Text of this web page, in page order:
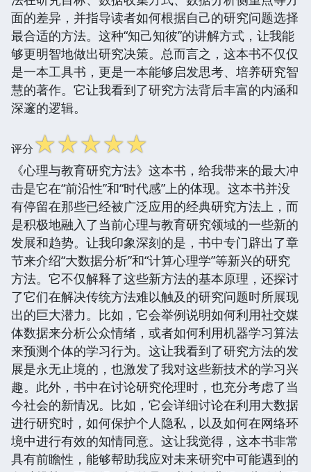
面的差异，并指导读者如何根据自己的研究问题选择
最合适的方法。这种“知己知彼”的讲解方式，让我能
够更明智地做出研究决策。总而言之，这本书不仅仅
是一本工具书，更是一本能够启发思考、培养研究智
慧的著作。它让我看到了研究方法背后丰富的内涵和
深邃的逻辑。
评分☆☆☆☆☆
《心理与教育研究方法》这本书，给我带来的最大冲
击是它在“前沿性”和“时代感”上的体现。这本书并没
有停留在那些已经被广泛应用的经典研究方法上，而
是积极地融入了当前心理与教育研究领域的一些新的
发展和趋势。让我印象深刻的是，书中专门辟出了章
节来介绍“大数据分析”和“计算心理学”等新兴的研究
方法。它不仅解释了这些新方法的基本原理，还探讨
了它们在解决传统方法难以触及的研究问题时所展现
出的巨大潜力。比如，它会举例说明如何利用社交媒
体数据来分析公众情绪，或者如何利用机器学习算法
来预测个体的学习行为。这让我看到了研究方法的发
展是永无止境的，也激发了我对这些新技术的学习兴
趣。此外，书中在讨论研究伦理时，也充分考虑了当
今社会的新情况。比如，它会详细讨论在利用大数据
进行研究时，如何保护个人隐私，以及如何在网络环
境中进行有效的知情同意。这让我觉得，这本书非常
具有前瞻性，能够帮助我应对未来研究中可能遇到的